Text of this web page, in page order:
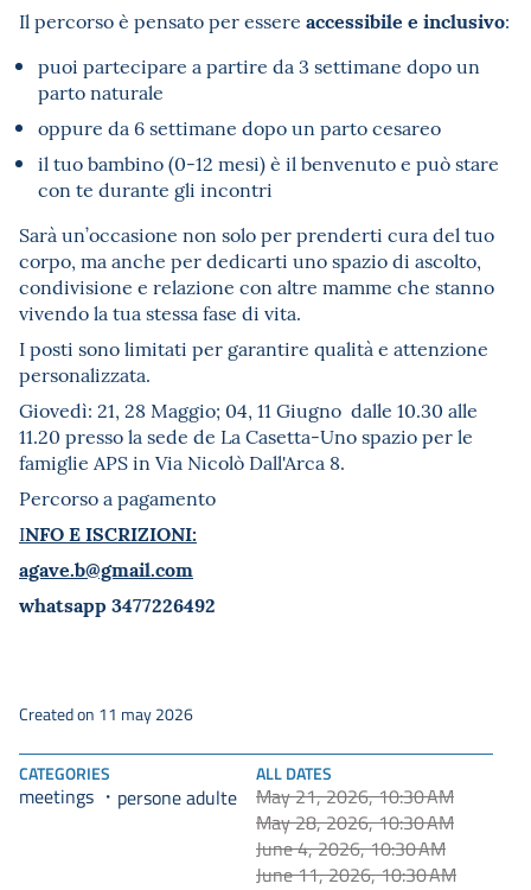
Il percorso è pensato per essere accessibile e inclusivo:
puoi partecipare a partire da 3 settimane dopo un
parto naturale
oppure da 6 settimane dopo un parto cesareo
il tuo bambino (0-12 mesi) è il benvenuto e può stare
con te durante gli incontri
Sarà un’occasione non solo per prenderti cura del tuo
corpo, ma anche per dedicarti uno spazio di ascolto,
condivisione e relazione con altre mamme che stanno
vivendo la tua stessa fase di vita.
I posti sono limitati per garantire qualità e attenzione
personalizzata.
Giovedì: 21, 28 Maggio; 04, 11 Giugno dalle 10.30 alle
11.20 presso la sede de La Casetta-Uno spazio per le
famiglie APS in Via Nicolò Dall'Arca 8.
Percorso a pagamento
INFO E ISCRIZIONI:
agave.b@gmail.com
whatsapp 3477226492
CATEGORIES
meetings persone adulte
ALL DATES
May 21, 2026, 10:30 AM
May 28, 2026, 10:30 AM
June 4, 2026, 10:30 AM
June 11, 2026, 10:30 AM
Created on 11 may 2026